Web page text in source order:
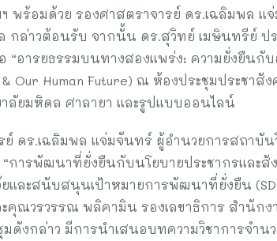
ฯ พร้อมด้วย รองศาสตราจารย์ ดร.เฉลิมพล
กล่าวต้อนรับ จากนั้น ดร.สุวิทย์ เมษินทรีย์ ป
“อารยธรรมบนทางสองแพร่ง: ความยั่งยืน
& Our Human Future) ณ ห้องประชุมประชา
ลัยมหิดล ศาลายา และรูปแบบออนไลน์
ดร.เฉลิมพล แจ่มจันทร์ ผู้อำนวยการสถาบั
“การพัฒนาที่ยั่งยืนกับนโยบายประชากรและ
และสนับสนุนเป้าหมายการพัฒนาที่ยั่งยืน
คุณวรวรรณ พลิคามิน รองเลขาธิการ สำนัก
ดังกล่าว มีการนำเสนอบทความวิชาการจำน